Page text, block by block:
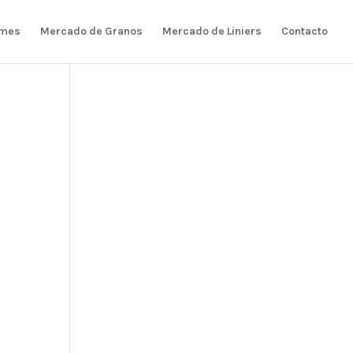
Mercado de Granos Mercado de Liniers Contacto